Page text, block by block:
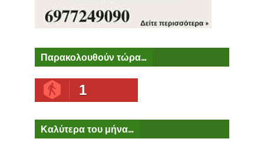
Παρακολουθούν τώρα...
1
Καλύτερα του μήνα...